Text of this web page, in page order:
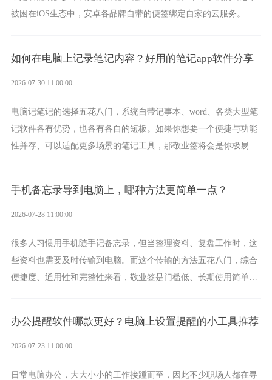
被困在iOS生态中，安卓各品牌自带的便签绑定自家的云服务。而
如何在电脑上记录笔记内容？好用的笔记app软件分享
2026-07-30 11:00:00
电脑记笔记的选择五花八门，系统自带记事本、word、各类大型笔
记软件各有优势，也各有各自的短板。如果你想要一个便捷与功能
性并存、可以适配更多场景的笔记工具，那敬业签将会是你极易上
手机备忘录导到电脑上，哪种方法更简单一点？
2026-07-28 11:00:00
很多人习惯用手机随手记备忘录，但当整理资料、复盘工作时，这
些资料也需要及时传输到电脑。而这个传输的方法五花八门，综合
便捷度、通用性和完整性来看，敬业签是门槛低、长期使用简单的
办公提醒软件哪款更好？电脑上设置提醒的小工具推荐
2026-07-23 11:00:00
日常电脑办公，大大小小的工作接踵而至，因此不少职场人都在寻